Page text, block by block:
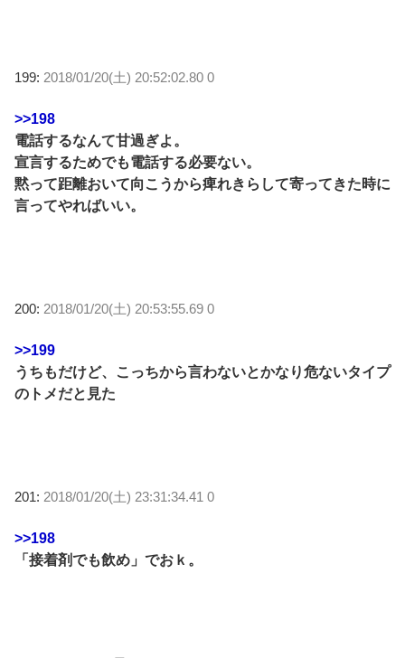
199: 2018/01/20(土) 20:52:02.80 0
>>198
電話するなんて甘過ぎよ。
宣言するためでも電話する必要ない。
黙って距離おいて向こうから痺れきらして寄ってきた時に
言ってやればいい。
200: 2018/01/20(土) 20:53:55.69 0
>>199
うちもだけど、こっちから言わないとかなり危ないタイプ
のトメだと見た
201: 2018/01/20(土) 23:31:34.41 0
>>198
「接着剤でも飲め」でおｋ。